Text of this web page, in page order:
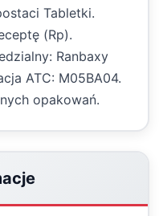
Tabletki.
(Rp).
Ranbaxy
ATC: M05BA04.
opakowań.